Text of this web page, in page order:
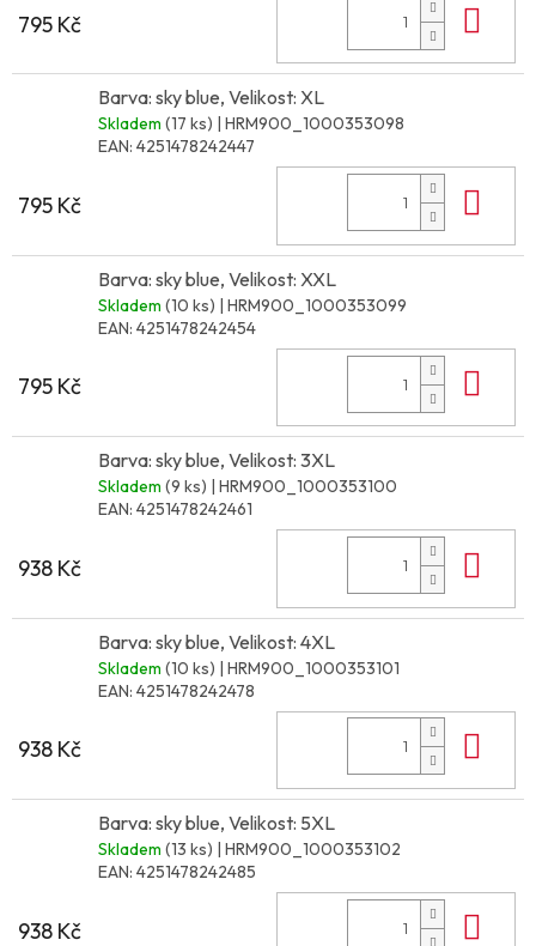
795 Kč
Barva: sky blue, Velikost: XL
Skladem (17 ks) | HRM900_1000353098
EAN: 4251478242447
795 Kč
Barva: sky blue, Velikost: XXL
Skladem (10 ks) | HRM900_1000353099
EAN: 4251478242454
795 Kč
Barva: sky blue, Velikost: 3XL
Skladem (9 ks) | HRM900_1000353100
EAN: 4251478242461
938 Kč
Barva: sky blue, Velikost: 4XL
Skladem (10 ks) | HRM900_1000353101
EAN: 4251478242478
938 Kč
Barva: sky blue, Velikost: 5XL
Skladem (13 ks) | HRM900_1000353102
EAN: 4251478242485
938 Kč